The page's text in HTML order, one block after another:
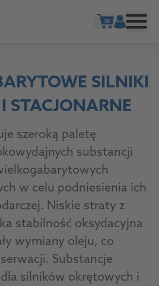
SILNIKI
STACJONARNE
szeroką paletę
substancji
w celu podniesienia ich
Niskie straty z
stabilność oksydacyjna
wymiany oleju, co
Substancje
silników okrętowych i